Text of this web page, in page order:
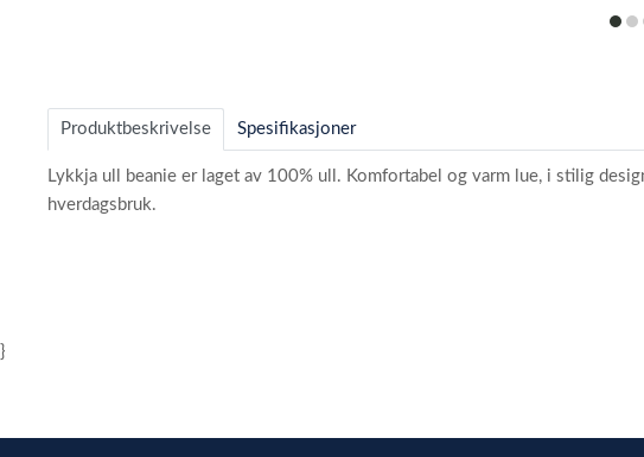
item
4
Produktbeskrivelse Spesifikasjoner
Lykkja ull beanie er laget av 100% ull. Komfortabel og varm lue, i stilig
hverdagsbruk.
}